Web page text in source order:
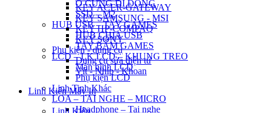
Ổ CỨNG DI ĐỘNG
SSD – M2
HUB USB – TAY GAMES
HUB CHIA USB
TAY BẤM GAMES
LCD – LK LCD – KHUNG TREO
Màn hình LCD
Phụ kiện LCD
Linh Tinh Khác
LOA – TAI NGHE – MICRO
Headphone – Tai nghe
KEY ACER-GATEWAY
KEY SAMSUNG - MSI
KEY HP-COMPAQ
KEY SONY
Phụ kiện - dụng cụ
Dụng cụ sửa điện tử
Vít - Nhíp - Khoan
Linh Kiện Máy In